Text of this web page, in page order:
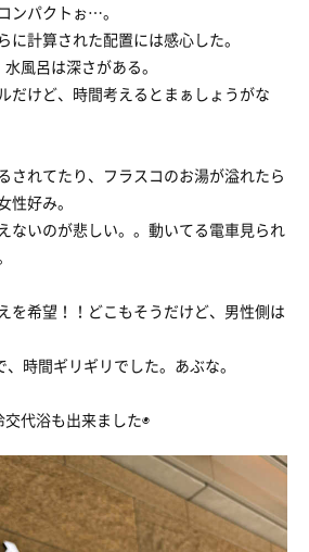
ンパクトぉ…。
に計算された配置には感心した。
風呂は深さがある。
だけど、時間考えるとまぁしょうがな
されてたり、フラスコのお湯が溢れたら
性好み。
ないのが悲しい。。動いてる電車見られ
を希望！！どこもそうだけど、男性側は
時間ギリギリでした。あぶな。
代浴も出来ました◉